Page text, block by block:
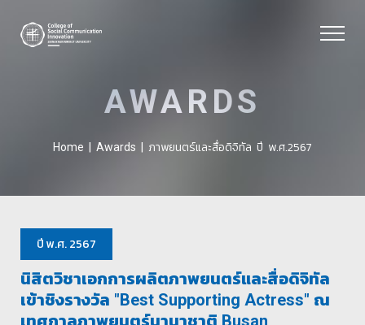
AWARDS
Home Awards ภาพยนตร์และสื่อดิจิทัล ปี พ.ศ.2567
ปี พ.ศ. 2567
นิสิตวิชาเอกการผลิตภาพยนตร์และสื่อดิจิทัล
เข้าชิงรางวัล "Best Supporting Actress" ณ
เทศกาลภาพยนตร์นานาชาติ Busan